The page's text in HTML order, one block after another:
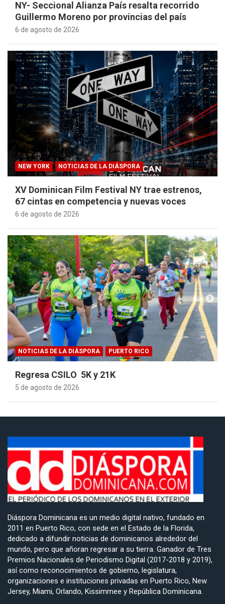
NY- Seccional Alianza País resalta recorrido
Guillermo Moreno por provincias del país
6 de agosto de 2026
NEW YORK NOTICIAS DE LA DIÁSPORA
XV Dominican Film Festival NY trae estrenos,
67 cintas en competencia y nuevas voces
6 de agosto de 2026
NOTICIAS DE LA DIÁSPORA PUERTO RICO
Regresa CSILO 5K y 21K
5 de agosto de 2026
Diáspora Dominicana es un medio digital nativo, fundado en
2011 en Puerto Rico, con sede en el Estado de la Florida,
dedicado a difundir noticias de dominicanos alrededor del
mundo, pero que añoran regresar a su tierra. Ganador de Tres
Premios Nacionales de Periodismo Digital (2017-2018 y 2019),
así como reconocimientos de gobierno, legislatura,
organizaciones e instituciones privadas en Puerto Rico, New
Jersey, Miami, Orlando, Kissimmee y República Dominicana.